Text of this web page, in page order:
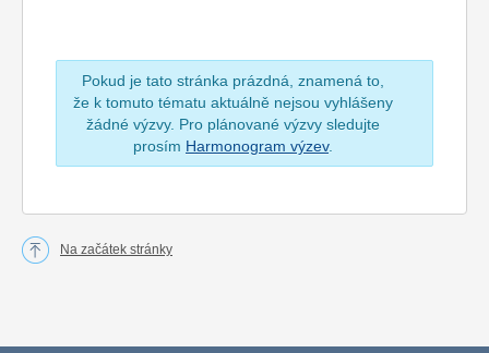
Pokud je tato stránka prázdná, znamená to,
že k tomuto tématu aktuálně nejsou vyhlášeny
žádné výzvy. Pro plánované výzvy sledujte
prosím Harmonogram výzev.
Na začátek stránky